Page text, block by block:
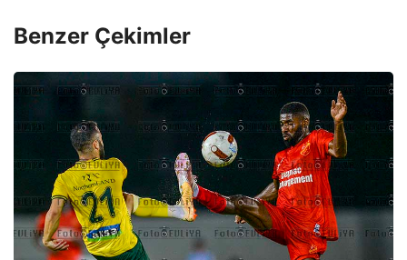
Benzer Çekimler